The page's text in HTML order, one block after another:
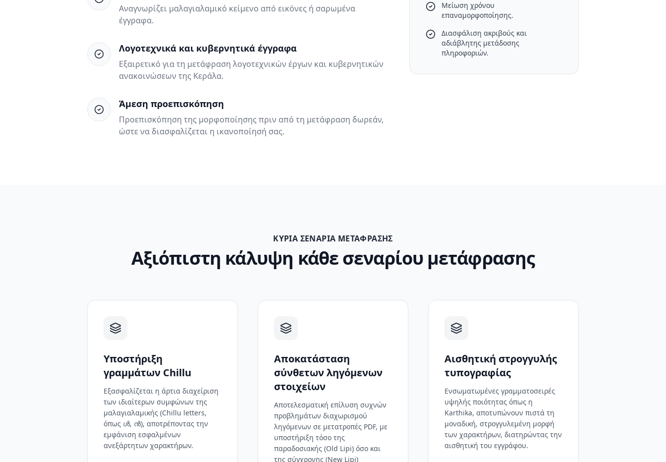
Αναγνωρίζει μαλαγιαλαμικό κείμενο από εικόνες ή σαρωμένα
έγγραφα.
Λογοτεχνικά και κυβερνητικά έγγραφα
Εξαιρετικό για τη μετάφραση λογοτεχνικών έργων και κυβερνητικών
ανακοινώσεων της Κεράλα.
Άμεση προεπισκόπηση
Προεπισκόπηση της μορφοποίησης πριν από τη μετάφραση δωρεάν,
ώστε να διασφαλίζεται η ικανοποίησή σας.
Μείωση χρόνου
επαναμορφοποίησης.
Διασφάλιση ακριβούς και
αδιάβλητης μετάδοσης
πληροφοριών.
ΚΎΡΙΑ ΣΕΝΆΡΙΑ ΜΕΤΆΦΡΑΣΗΣ
Αξιόπιστη κάλυψη κάθε σεναρίου μετάφρασης
Υποστήριξη
γραμμάτων Chillu
Εξασφαλίζεται η άρτια διαχείριση
των ιδιαίτερων συμφώνων της
μαλαγιαλαμικής (Chillu letters,
όπως ൾ, ൻ), αποτρέποντας την
εμφάνιση εσφαλμένων
ανεξάρτητων χαρακτήρων.
Αποκατάσταση
σύνθετων ληγόμενων
στοιχείων
Αποτελεσματική επίλυση συχνών
προβλημάτων διαχωρισμού
ληγόμενων σε μετατροπές PDF, με
υποστήριξη τόσο της
παραδοσιακής (Old Lipi) όσο και
της σύγχρονης (New Lipi)
Αισθητική στρογγυλής
τυπογραφίας
Ενσωματωμένες γραμματοσειρές
υψηλής ποιότητας όπως η
Karthika, αποτυπώνουν πιστά τη
μοναδική, στρογγυλεμένη μορφή
των χαρακτήρων, διατηρώντας την
αισθητική του εγγράφου.